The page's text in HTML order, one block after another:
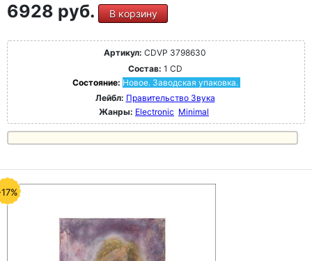
6928 руб. В корзину
Артикул: CDVP 3798630
Состав: 1 CD
Состояние: Новое. Заводская упаковка.
Лейбл: Правительство Звука
Жанры: Electronic Minimal